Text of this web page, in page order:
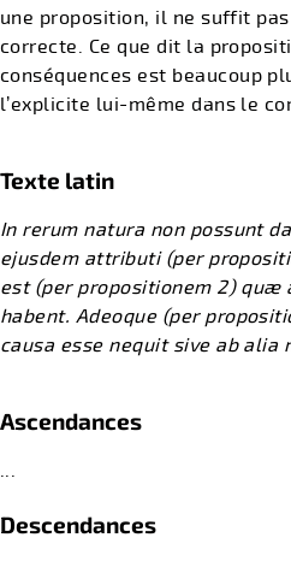
une proposition, il ne suffit
correcte. Ce que dit la
conséquences est beaucoup
l’explicite lui-même dans le
Texte latin
In rerum natura non possunt
ejusdem attributi (per
est (per propositionem 2) quæ
habent. Adeoque (per
causa esse nequit sive ab alia
Ascendances
Descendances